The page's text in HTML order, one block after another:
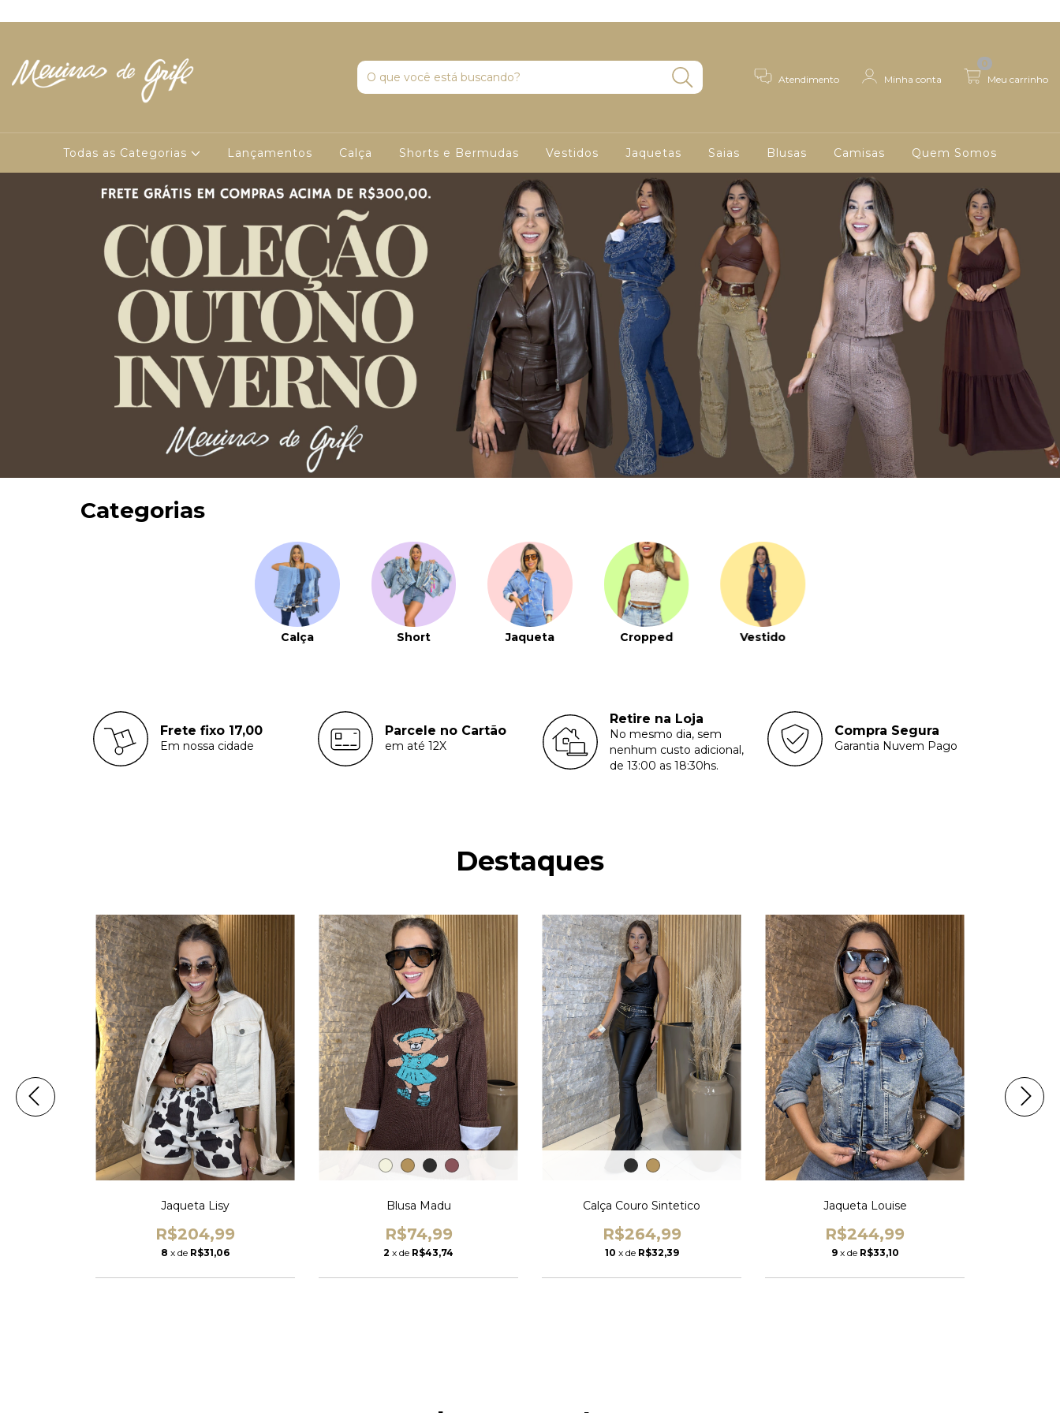
Atendimento Minha conta Meu carrinho
0
Todas as Categorias Lançamentos Calça Shorts e Bermudas Vestidos Jaquetas Saias Blusas Camisas Quem Somos
Categorias
Calça Short Jaqueta Cropped Vestido
Frete fixo 17,00
Em nossa cidade
Parcele no Cartão
em até 12X
Retire na Loja
No mesmo dia, sem
nenhum custo adicional,
de 13:00 as 18:30hs.
Compra Segura
Garantia Nuvem Pago
Destaques
Jaqueta Lisy
R$204,99
8 x de R$31,06
Blusa Madu
R$74,99
2 x de R$43,74
Calça Couro Sintetico
R$264,99
10 x de R$32,39
Jaqueta Louise
R$244,99
9 x de R$33,10